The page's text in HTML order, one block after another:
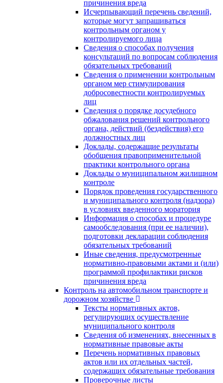
причинения вреда
Исчерпывающий перечень сведений,
которые могут запрашиваться
контрольным органом у
контролируемого лица
Сведения о способах получения
консультаций по вопросам соблюдения
обязательных требований
Сведения о применении контрольным
органом мер стимулирования
добросовестности контролируемых
лиц
Сведения о порядке досудебного
обжалования решений контрольного
органа, действий (бездействия) его
должностных лиц
Доклады, содержащие результаты
обобщения правоприменительной
практики контрольного органа
Доклады о муниципальном жилищном
контроле
Порядок проведения государственного
и муниципального контроля (надзора)
в условиях введенного моратория
Информация о способах и процедуре
самообследования (при ее наличии),
подготовки декларации соблюдения
обязательных требований
Иные сведения, предусмотренные
нормативно-правовыми актами и (или)
программой профилактики рисков
причинения вреда
Контроль на автомобильном транспорте и
дорожном хозяйстве
Тексты нормативных актов,
регулирующих осуществление
муниципального контроля
Сведения об изменениях, внесенных в
нормативные правовые акты
Перечень нормативных правовых
актов или их отдельных частей,
содержащих обязательные требования
Проверочные листы